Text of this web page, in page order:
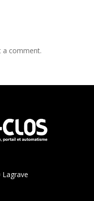
comment.
Lagrave